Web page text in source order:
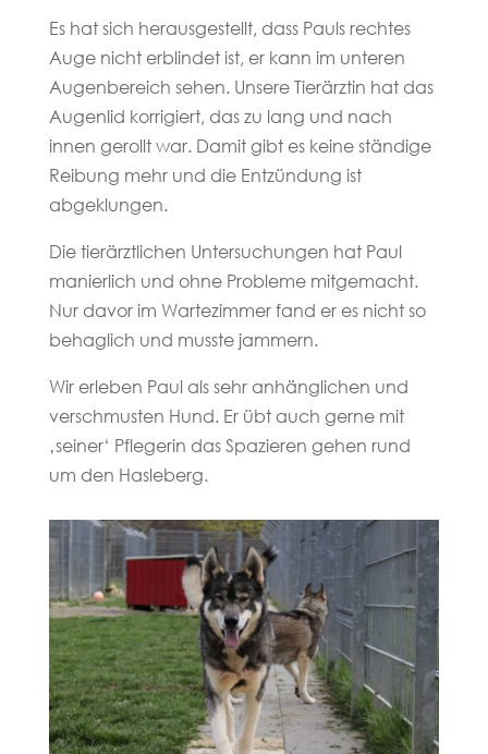
Es hat sich herausgestellt, dass Pauls rechtes
Auge nicht erblindet ist, er kann im unteren
Augenbereich sehen. Unsere Tierärztin hat das
Augenlid korrigiert, das zu lang und nach
innen gerollt war. Damit gibt es keine ständige
Reibung mehr und die Entzündung ist
abgeklungen.
Die tierärztlichen Untersuchungen hat Paul
manierlich und ohne Probleme mitgemacht.
Nur davor im Wartezimmer fand er es nicht so
behaglich und musste jammern.
Wir erleben Paul als sehr anhänglichen und
verschmusten Hund. Er übt auch gerne mit
‚seiner‘ Pflegerin das Spazieren gehen rund
um den Hasleberg.